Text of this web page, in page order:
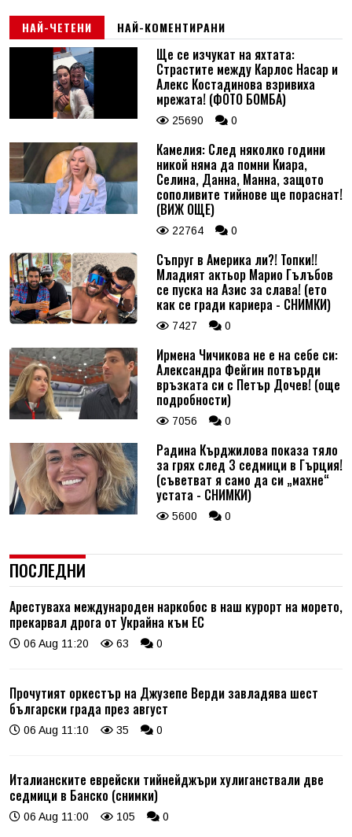
НАЙ-ЧЕТЕНИ НАЙ-КОМЕНТИРАНИ
Ще се изчукат на яхтата:
Страстите между Карлос Насар и
Алекс Костадинова взривиха
мрежата! (ФОТО БОМБА)
25690 0
Камелия: След няколко години
никой няма да помни Киара,
Селина, Данна, Манна, защото
сополивите тийнове ще пораснат!
(ВИЖ ОЩЕ)
22764 0
Съпруг в Америка ли?! Топки!!
Младият актьор Марио Гълъбов
се пуска на Азис за слава! (ето
как се гради кариера - СНИМКИ)
7427 0
Ирмена Чичикова не е на себе си:
Александра Фейгин потвърди
връзката си с Петър Дочев! (още
подробности)
7056 0
Радина Кърджилова показа тяло
за грях след 3 седмици в Гърция!
(съветват я само да си „махне“
устата - СНИМКИ)
5600 0
ПОСЛЕДНИ
Арестуваха международен наркобос в наш курорт на морето,
прекарвал дрога от Украйна към ЕС
06 Aug 11:20 63 0
Прочутият оркестър на Джузепе Верди завладява шест
български града през август
06 Aug 11:10 35 0
Италианските еврейски тийнейджъри хулиганствали две
седмици в Банско (снимки)
06 Aug 11:00 105 0